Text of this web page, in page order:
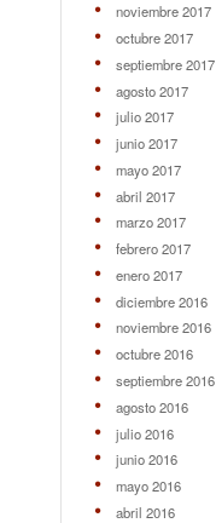
noviembre 2017
octubre 2017
septiembre 2017
agosto 2017
julio 2017
junio 2017
mayo 2017
abril 2017
marzo 2017
febrero 2017
enero 2017
diciembre 2016
noviembre 2016
octubre 2016
septiembre 2016
agosto 2016
julio 2016
junio 2016
mayo 2016
abril 2016